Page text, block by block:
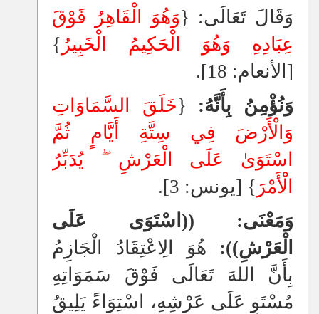
وَقَالَ تَعَالَى: {وَهُوَ الْقَاهِرُ فَوْقَ
عِبَادِهِ وَهُوَ الْحَكِيمُ الْخَبِيرُ }
[الأنعام: 18].
وَنُؤْمِنُ بِأَنَّهُ: {خَلَقَ السَّمَاوَاتِ
وَالْأَرْضَ فِي سِتَّةِ أَيَّامٍ ثُمَّ
اسْتَوَىٰ عَلَى الْعَرْشِ يُدَبِّرُ
الْأَمْرَ } [يونس: 3].
وَمَعْنَى: ((اسْتَوَى عَلَى
الْعَرْشِ)): هُوَ الِاعْتِقَادُ الْجَازِمُ
بِأَنَّ اللهَ تَعَالَى فَوْقَ سَمَوَاتِهِ
مُسْتَوٍ عَلَى عَرْشِهِ، اسْتِوَاءً يَلِيقُ